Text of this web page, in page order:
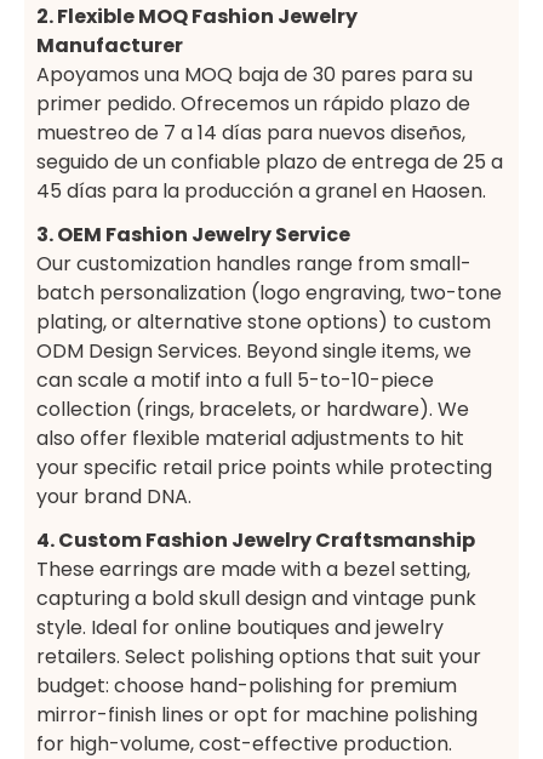
2. Flexible MOQ Fashion Jewelry
Manufacturer
Apoyamos una MOQ baja de 30 pares para su
primer pedido. Ofrecemos un rápido plazo de
muestreo de 7 a 14 días para nuevos diseños,
seguido de un confiable plazo de entrega de 25 a
45 días para la producción a granel en Haosen.
3. OEM Fashion Jewelry Service
Our customization handles range from small-
batch personalization (logo engraving, two-tone
plating, or alternative stone options) to custom
ODM Design Services. Beyond single items, we
can scale a motif into a full 5-to-10-piece
collection (rings, bracelets, or hardware). We
also offer flexible material adjustments to hit
your specific retail price points while protecting
your brand DNA.
4. Custom Fashion Jewelry Craftsmanship
These earrings are made with a bezel setting,
capturing a bold skull design and vintage punk
style. Ideal for online boutiques and jewelry
retailers. Select polishing options that suit your
budget: choose hand-polishing for premium
mirror-finish lines or opt for machine polishing
for high-volume, cost-effective production.